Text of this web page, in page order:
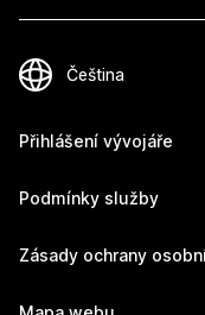
Přihlášení vývojáře
Podmínky služby
Zásady ochrany